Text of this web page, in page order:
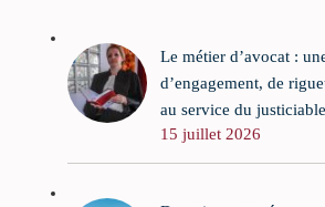
Le métier d’avocat :
d’engagement, de
au service du justiciable
15 juillet 2026